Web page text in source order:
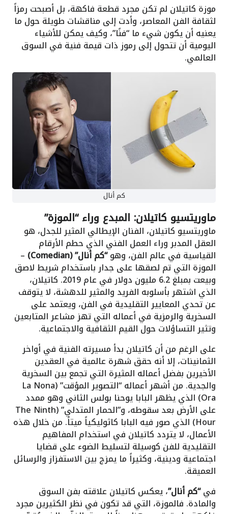
موزة كاتيلان لم تكن مجرد قطعة فاكهة، بل أصبحت رمزاً
لثقافة الفن المعاصر، وأدت إلى مناقشات طويلة حول ما
يعنيه أن يكون شيء ما “فنًا”، وكيف يمكن للأشياء
اليومية أن تتحول إلى رموز ذات قيمة فنية في السوق
العالمي.
كم أنال
ماوريتسيو كاتيلان: المبدع وراء “الموزة”
ماوريتسيو كاتيلان، الفنان الإيطالي المثير للجدل، هو
العقل المدبر وراء العمل الفني الذي حطم الأرقام
القياسية في عالم الفن، وهو“كم أنال” (Comedian) –
الموزة التي تم لصقها على جدار باستخدام شريط لاصق
وبيعت بمبلغ 6.2 مليون دولار في عام 2019. كاتيلان،
الذي اشتهر بأسلوبه الفريد والمثير للدهشة، لا يتوقف
عن تحدي المعايير التقليدية في الفن، ويعتمد على
السخرية والرمزية في أعماله التي تهز مشاعر المتابعين
وتثير التساؤلات حول القيم الثقافية والاجتماعية.
على الرغم من أن كاتيلان بدأ مسيرته الفنية في أواخر
الثمانينات، إلا أنه حقق شهرة عالمية في العقدين
الأخيرين بفضل أعماله المثيرة التي تجمع بين السخرية
والجدية. من أشهر أعماله “التصوير المؤقت” (La Nona
Ora) الذي يظهر البابا يوحنا بولس الثاني وهو ممدد
على الأرض بعد سقوطه، و”الحمار المتدلي” (The Ninth
Hour) الذي صور فيه البابا كاثوليكياً ميتاً. من خلال هذه
الأعمال، لا يتردد كاتيلان في استخدام المفاهيم
التقليدية للفن كوسيلة لتسليط الضوء على قضايا
اجتماعية ودينية، وكثيراً ما يمزج بين الاستفزاز والرسائل
العميقة.
في“كم أنال”، يعكس كاتيلان علاقته بفن السوق
والمادة. فالموزة، التي قد تكون في نظر الكثيرين مجرد